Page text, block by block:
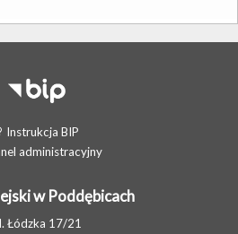
Instrukcja BIP
administracyjny
w Poddębicach
Łódzka 17/21